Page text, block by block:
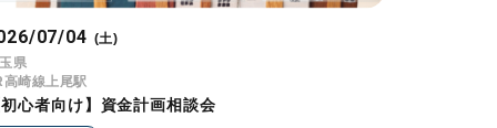
07/04 (土)
県
高崎線上尾駅
初心者向け】資金計画相談会